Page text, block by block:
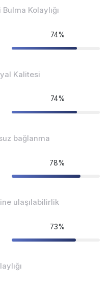
Kolaylığı
74%
Kalitesi
74%
bağlanma
78%
ulaşılabilirlik
73%